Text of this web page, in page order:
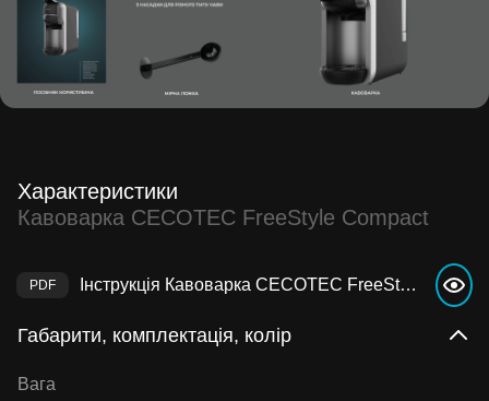
Характеристики
Кавоварка CECOTEC FreeStyle Compact
Інструкція Кавоварка CECOTEC FreeStyle Compact
Габарити, комплектація, колір
Вага